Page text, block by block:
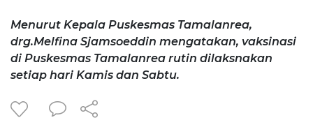
Menurut Kepala Puskesmas Tamalanrea,
drg.Melfina Sjamsoeddin mengatakan, vaksinasi
di Puskesmas Tamalanrea rutin dilaksnakan
setiap hari Kamis dan Sabtu.